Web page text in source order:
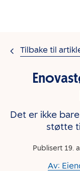
Tilbake til
Det er ikke
støtte
Publisert 19.
Av: